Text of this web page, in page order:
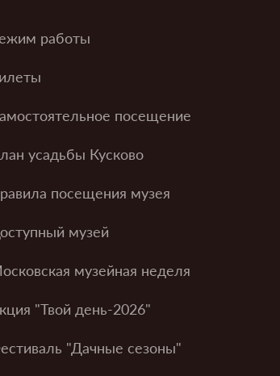
работы
посещение
усадьбы Кусково
посещения музея
музей
музейная неделя
"Твой день-2026"
"Дачные сезоны"